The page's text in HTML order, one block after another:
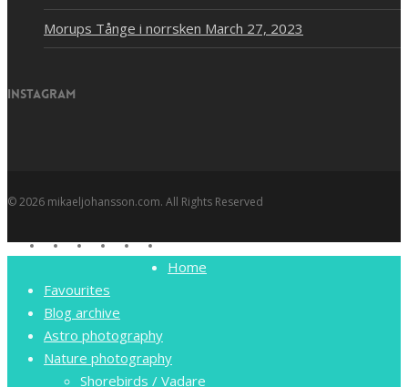
Morups Tånge i norrsken March 27, 2023
Instagram
© 2026 mikaeljohansson.com. All Rights Reserved
twitterfacebook
vimeoyoutube
RSS instagram
Close
Home
Favourites
Blog archive
Astro photography
Nature photography
Shorebirds / Vadare